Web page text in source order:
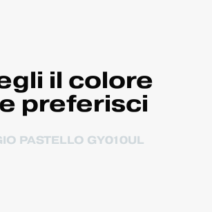
il colore
preferisci
PASTELLO GY010UL